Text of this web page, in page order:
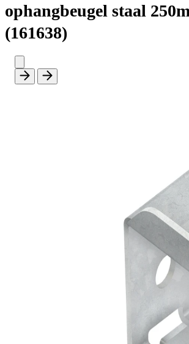
ophangbeugel staal
(161638)